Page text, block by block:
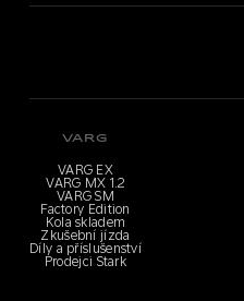
VARG
VARG EX
VARG MX 1.2
VARG SM
Factory Edition
Kola skladem
Zkušební jízda
Díly a příslušenství
Prodejci Stark